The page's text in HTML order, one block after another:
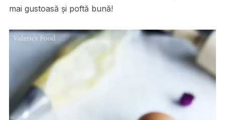
mai gustoasă și poftă bună!